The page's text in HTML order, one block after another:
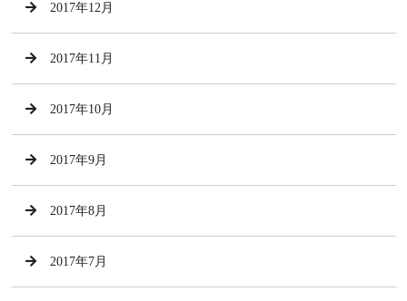
2017年12月
2017年11月
2017年10月
2017年9月
2017年8月
2017年7月